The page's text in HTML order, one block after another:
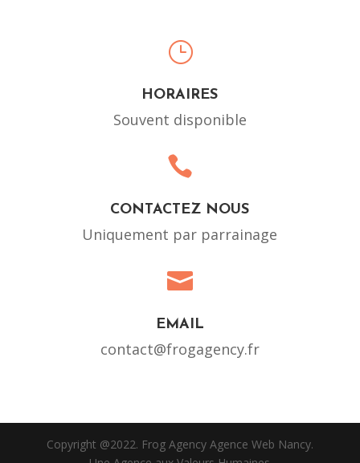
}
HORAIRES
Souvent disponible

CONTACTEZ NOUS
Uniquement par parrainage

EMAIL
contact@frogagency.fr
Copyright @2022. Frog Agency Agence Web Nancy.